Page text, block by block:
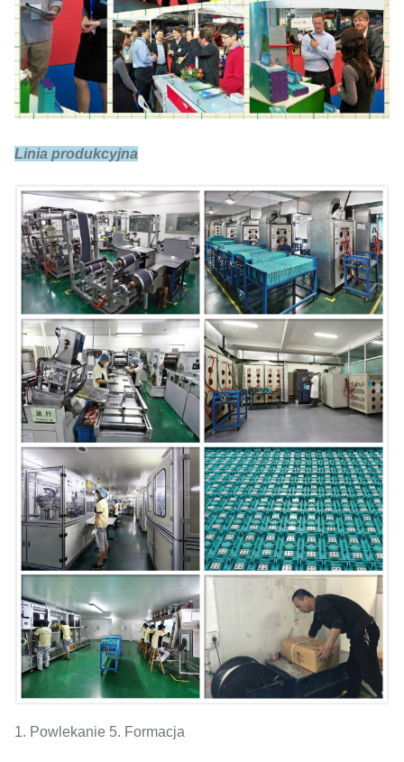
Linia produkcyjna
1. Powlekanie 5. Formacja